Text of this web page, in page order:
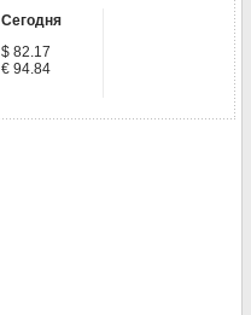
Сегодня
$ 82.17
€ 94.84